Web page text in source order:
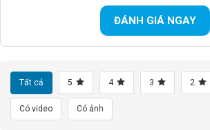
Bi BÁNH
CỐT BÁNH TRƯỚC
ĐÁNH GIÁ NGAY
Tất cả 5 4 3 2
Có video Có ảnh